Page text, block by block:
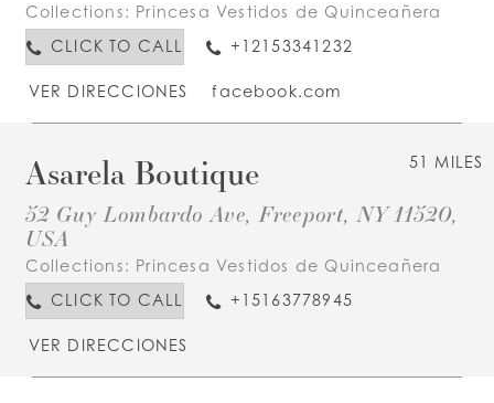
Collections: Princesa Vestidos de Quinceañera
CLICK TO CALL
+12153341232
VER DIRECCIONES facebook.com
51 MILES
Asarela Boutique
52 Guy Lombardo Ave, Freeport, NY 11520,
USA
Collections: Princesa Vestidos de Quinceañera
CLICK TO CALL
+15163778945
VER DIRECCIONES